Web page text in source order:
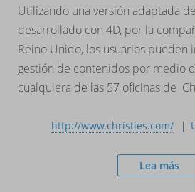
Utilizando una versión adaptada
desarrollado con 4D, por la
Reino Unido, los usuarios pueden
gestión de contenidos por medio
cualquiera de las 57 oficinas de
http://www.christies.com/
Lea más